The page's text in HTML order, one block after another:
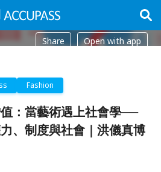
Share Open with app
Fashion
：當藝術遇上社會學──
、制度與社會｜洪儀真博